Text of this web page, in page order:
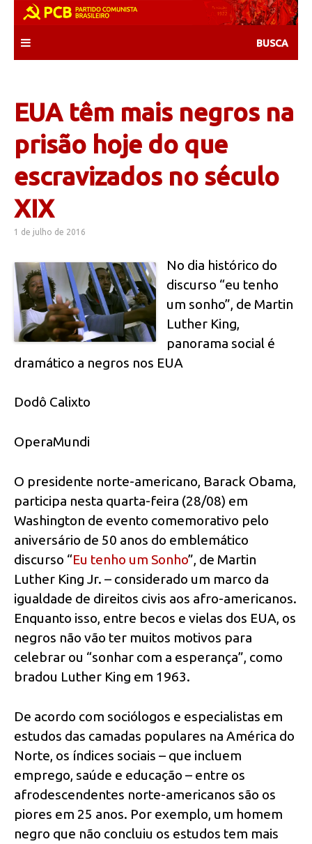
content
EUA têm mais negros na
prisão hoje do que
escravizados no século
XIX
1 de julho de 2016
No dia histórico do
discurso “eu tenho
um sonho”, de Martin
Luther King,
panorama social é
dramático a negros nos EUA
Dodô Calixto
OperaMundi
O presidente norte-americano, Barack Obama,
participa nesta quarta-feira (28/08) em
Washington de evento comemorativo pelo
aniversário de 50 anos do emblemático
discurso “Eu tenho um Sonho”, de Martin
Luther King Jr. – considerado um marco da
igualdade de direitos civis aos afro-americanos.
Enquanto isso, entre becos e vielas dos EUA, os
negros não vão ter muitos motivos para
celebrar ou “sonhar com a esperança”, como
bradou Luther King em 1963.
De acordo com sociólogos e especialistas em
estudos das camadas populares na América do
Norte, os índices sociais – que incluem
emprego, saúde e educação – entre os
afrodescendentes norte-americanos são os
piores em 25 anos. Por exemplo, um homem
negro que não concluiu os estudos tem mais